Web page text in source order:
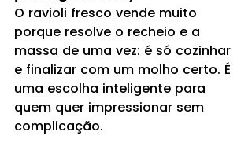
O ravioli fresco vende muito
porque resolve o recheio e a
massa de uma vez: é só cozinhar
e finalizar com um molho certo. É
uma escolha inteligente para
quem quer impressionar sem
complicação.